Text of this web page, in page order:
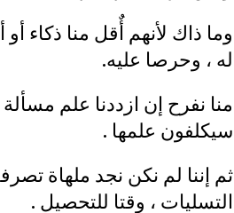
وما ذاك لأنهم أٌقل منا ذكاء
له ، وحرصا عليه.
منا نفرح إن ازددنا علم
سيكلفون علمها .
ثم إننا لم نكن نجد ملهاة
التسليات ، وقتا للتحصيل .